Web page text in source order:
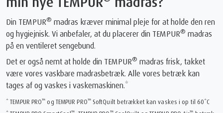
Din TEMPUR® madras kræver minimal pleje for at holde den ren
og hygiejnisk. Vi anbefaler, at du placerer din TEMPUR® madras
på en ventileret sengebund.
Det er også nemt at holde din TEMPUR® madras frisk, takket
være vores vaskbare madrasbetræk. Alle vores betræk kan
tages af og vaskes i vaskemaskinen.*
* TEMPUR PRO™ og TEMPUR PRO™SoftQuilt betrækket kan vaskes i op til 60*C
™ ™ ™